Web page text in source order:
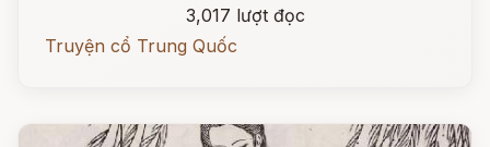
3,017 lượt đọc
Truyện cổ Trung Quốc